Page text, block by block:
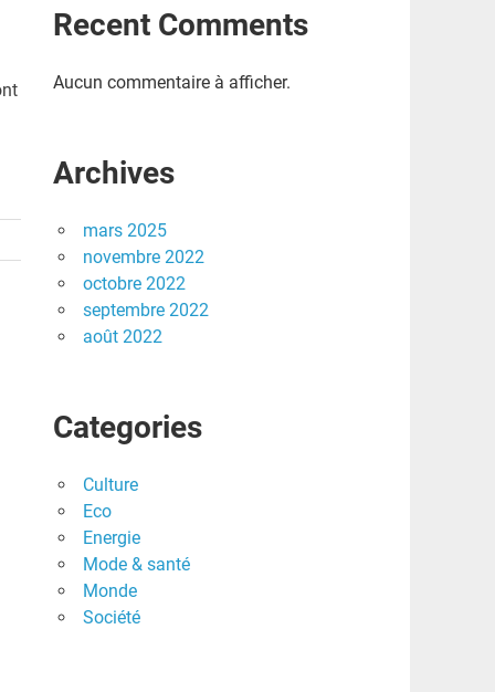
Recent Comments
Aucun commentaire à afficher.
Archives
mars 2025
novembre 2022
octobre 2022
septembre 2022
août 2022
Categories
Culture
Eco
Energie
Mode & santé
Monde
Société